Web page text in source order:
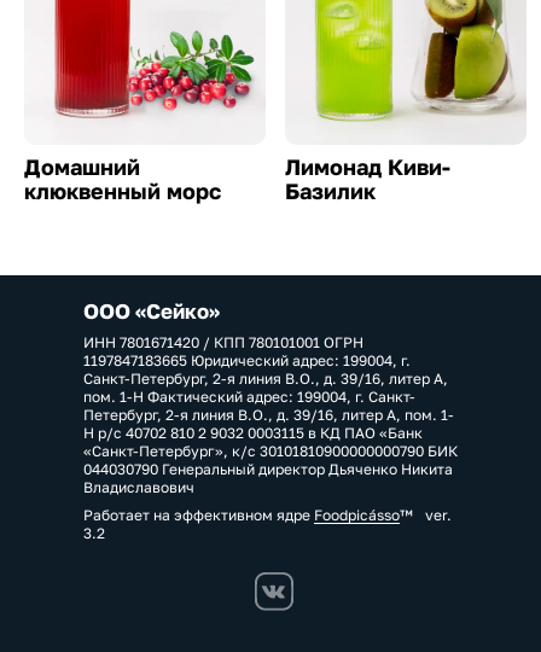
Домашний
клюквенный морс
Лимонад Киви-
Базилик
ООО «Сейко»
ИНН 7801671420 / КПП 780101001 ОГРН
1197847183665 Юридический адрес: 199004, г.
Санкт-Петербург, 2-я линия В.О., д. 39/16, литер А,
пом. 1-Н Фактический адрес: 199004, г. Санкт-
Петербург, 2-я линия В.О., д. 39/16, литер А, пом. 1-
Н р/с 40702 810 2 9032 0003115 в КД ПАО «Банк
«Санкт-Петербург», к/с 30101810900000000790 БИК
044030790 Генеральный директор Дьяченко Никита
Владиславович
Работает на эффективном ядре Foodpicássover.
3.2